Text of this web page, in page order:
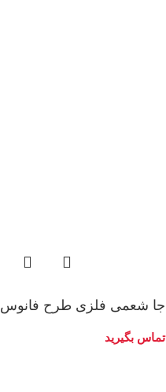
جا شعمی فلزی طرح فانوس
تماس بگیرید